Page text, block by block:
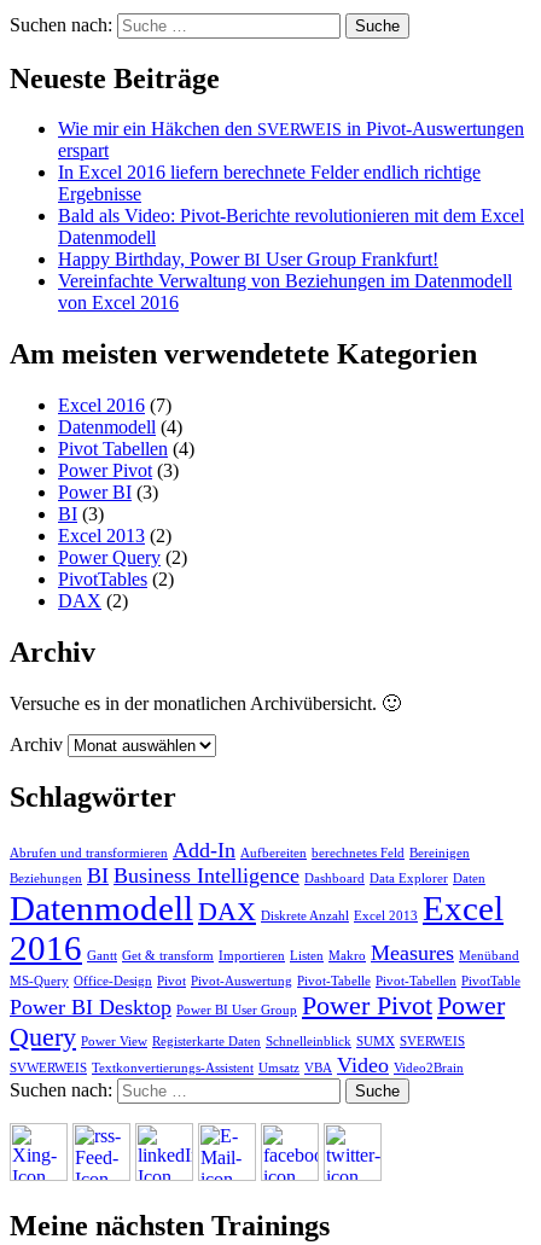
Suchen nach:
Neueste Beiträge
Wie mir ein Häkchen den SVERWEIS in Pivot-Auswertungen
erspart
In Excel 2016 liefern berechnete Felder endlich richtige
Ergebnisse
Bald als Video: Pivot-Berichte revolutionieren mit dem Excel
Datenmodell
Happy Birthday, PowerBI User Group Frankfurt!
Vereinfachte Verwaltung von Beziehungen im Datenmodell
von Excel 2016
Am meisten verwendetete Kategorien
Excel 2016 (7)
Datenmodell (4)
Pivot Tabellen (4)
Power Pivot (3)
Power BI (3)
BI (3)
Excel 2013 (2)
Power Query (2)
PivotTables (2)
DAX (2)
Archiv
Versuche es in der monatlichen Archivübersicht. 🙂
Archiv
Schlagwörter
Abrufen und transformieren Add-In Aufbereiten berechnetes Feld Bereinigen
Beziehungen BI Business Intelligence Dashboard Data Explorer Daten
Datenmodell DAX Diskrete Anzahl Excel 2013 Excel
2016 Gantt Get & transform Importieren Listen Makro Measures Menüband
MS-Query Office-Design Pivot Pivot-Auswertung Pivot-Tabelle Pivot-Tabellen PivotTable
Power BI Desktop Power BI User Group Power PivotPower
Query Power View Registerkarte Daten Schnelleinblick SUMX SVERWEIS
SVWERWEIS Textkonvertierungs-Assistent Umsatz VBA Video Video2Brain
Suchen nach:
Meine nächsten Trainings